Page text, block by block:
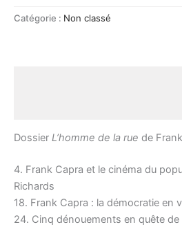
Catégorie : Non classé
Dossier L’homme de la rue de
4. Frank Capra et le cinéma du
Richards
18. Frank Capra : la démocratie en
24. Cinq dénouements en quête